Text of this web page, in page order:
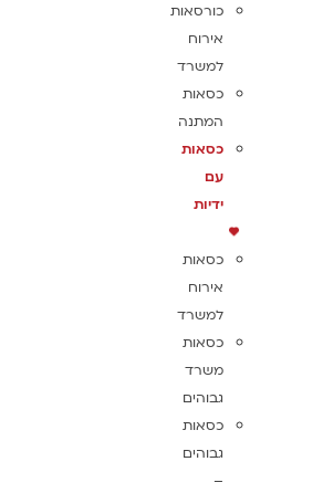
כורסאות
אירוח
למשרד
כסאות
המתנה
כסאות
עם
ידיות
כסאות
אירוח
למשרד
כסאות
משרד
גבוהים
כסאות
גבוהים
–